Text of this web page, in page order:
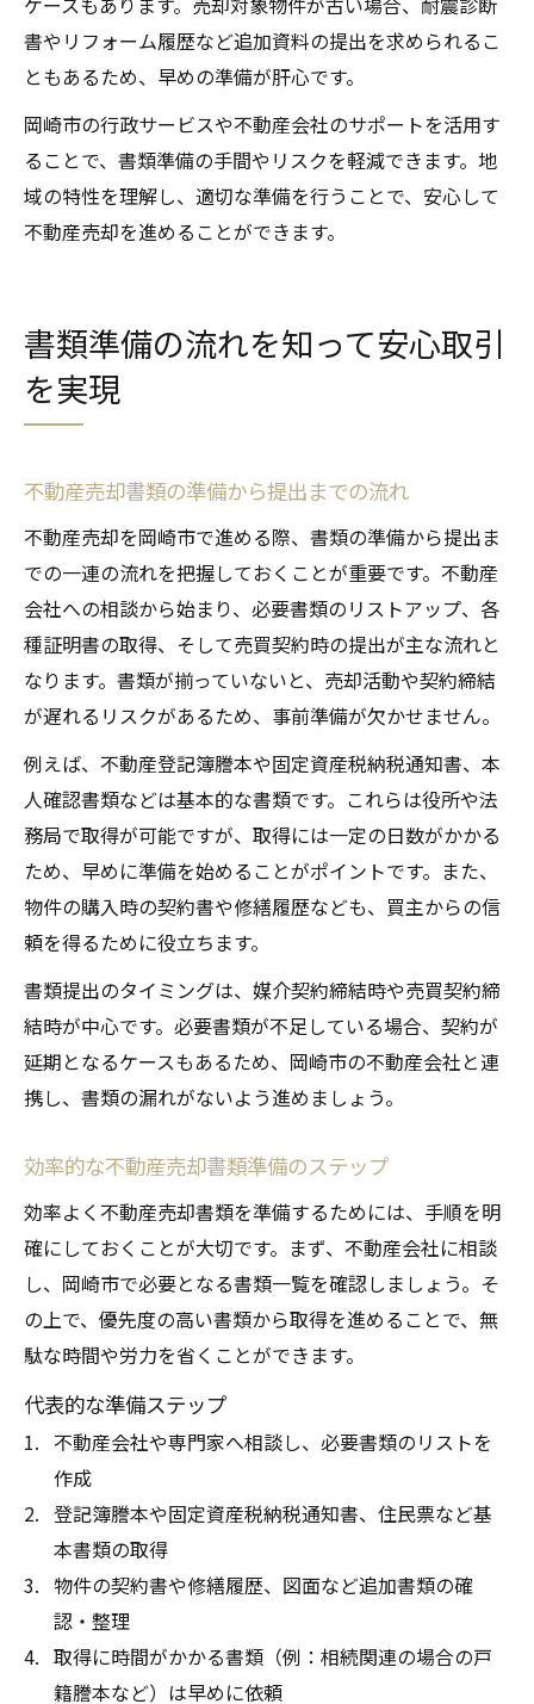
書やリフォーム履歴など追加資料の提出を求められるこ
ともあるため、早めの準備が肝心です。
岡崎市の行政サービスや不動産会社のサポートを活用す
ることで、書類準備の手間やリスクを軽減できます。地
域の特性を理解し、適切な準備を行うことで、安心して
不動産売却を進めることができます。
書類準備の流れを知って安心取引
を実現
不動産売却書類の準備から提出までの流れ
不動産売却を岡崎市で進める際、書類の準備から提出ま
での一連の流れを把握しておくことが重要です。不動産
会社への相談から始まり、必要書類のリストアップ、各
種証明書の取得、そして売買契約時の提出が主な流れと
なります。書類が揃っていないと、売却活動や契約締結
が遅れるリスクがあるため、事前準備が欠かせません。
例えば、不動産登記簿謄本や固定資産税納税通知書、本
人確認書類などは基本的な書類です。これらは役所や法
務局で取得が可能ですが、取得には一定の日数がかかる
ため、早めに準備を始めることがポイントです。また、
物件の購入時の契約書や修繕履歴なども、買主からの信
頼を得るために役立ちます。
書類提出のタイミングは、媒介契約締結時や売買契約締
結時が中心です。必要書類が不足している場合、契約が
延期となるケースもあるため、岡崎市の不動産会社と連
携し、書類の漏れがないよう進めましょう。
効率的な不動産売却書類準備のステップ
効率よく不動産売却書類を準備するためには、手順を明
確にしておくことが大切です。まず、不動産会社に相談
し、岡崎市で必要となる書類一覧を確認しましょう。そ
の上で、優先度の高い書類から取得を進めることで、無
駄な時間や労力を省くことができます。
代表的な準備ステップ
不動産会社や専門家へ相談し、必要書類のリストを
作成
登記簿謄本や固定資産税納税通知書、住民票など基
本書類の取得
物件の契約書や修繕履歴、図面など追加書類の確
認・整理
取得に時間がかかる書類（例：相続関連の場合の戸
籍謄本など）は早めに依頼